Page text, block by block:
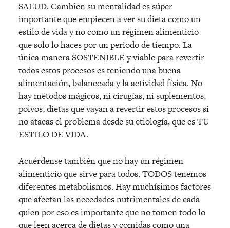
SALUD. Cambien su mentalidad es súper
importante que empiecen a ver su dieta como un
estilo de vida y no como un régimen alimenticio
que solo lo haces por un periodo de tiempo. La
única manera SOSTENIBLE y viable para revertir
todos estos procesos es teniendo una buena
alimentación, balanceada y la actividad física. No
hay métodos mágicos, ni cirugías, ni suplementos,
polvos, dietas que vayan a revertir estos procesos si
no atacas el problema desde su etiología, que es TU
ESTILO DE VIDA.
Acuérdense también que no hay un régimen
alimenticio que sirve para todos. TODOS tenemos
diferentes metabolismos. Hay muchísimos factores
que afectan las necedades nutrimentales de cada
quien por eso es importante que no tomen todo lo
que leen acerca de dietas y comidas como una